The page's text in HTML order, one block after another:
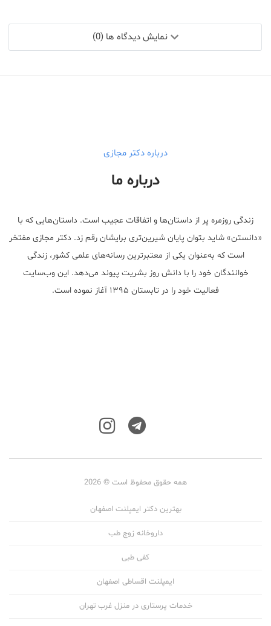
نمایش دیدگاه ها (0)
درباره دکتر مجازی
درباره ما
زندگی روزمره پر از داستان‌ها و اتفاقات عجیب است. داستان‌هایی که با
«دانستن» شاید بتوان پایان شیرین‌تری برایشان رقم زد. دکتر مجازی مفتخر
است که به‌عنوان یکی از معتبر‌ترین رسانه‌های علمی کشور، زندگی
خوانندگان خود را با دانش روز بشریت پیوند می‌دهد. این وب‌سایت
فعالیت خود را در تابستان ۱۳۹۵ آغاز نموده است.
همه حقوق محفوظ است © 2026
بهترین دکتر ایمپلنت اصفهان
داروخانه زوج طب
کفی طبی
ایمپلنت اقساطی اصفهان
خدمات پرستاری در منزل غرب تهران